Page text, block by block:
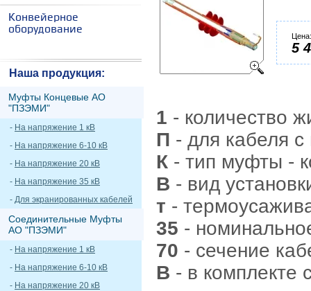
Цена:
5
1 - количество
П - для кабеля
К - тип муфты -
В - вид
т -
35 -
70 - сечение
В - в комплекте
Конвейерное
оборудование
Наша продукция:
Муфты Концевые АО
"ПЗЭМИ"
- На напряжение 1 кВ
- На напряжение 6-10 кВ
- На напряжение 20 кВ
- На напряжение 35 кВ
- Для экранированных кабелей
Соединительные Муфты
АО "ПЗЭМИ"
- На напряжение 1 кВ
- На напряжение 6-10 кВ
- На напряжение 20 кВ